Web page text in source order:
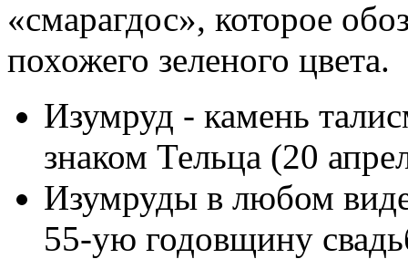
«смарагдос», которое
похожего зеленого цвета.
Изумруд - камень
знаком Тельца (20
Изумруды в любом
55-ую годовщину